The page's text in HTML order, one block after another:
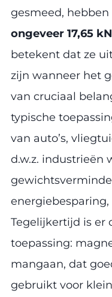
gesmeed,
ongeveer 17,65
betekent dat ze
zijn wanneer het
van cruciaal
typische
van auto’s,
d.w.z. industrieën
Tegelijkertijd is er
toepassing:
mangaan, dat
gebruikt voor